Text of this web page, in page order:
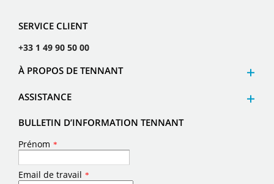
SERVICE CLIENT
+33 1 49 90 50 00
À PROPOS DE TENNANT
ASSISTANCE
BULLETIN D’INFORMATION TENNANT